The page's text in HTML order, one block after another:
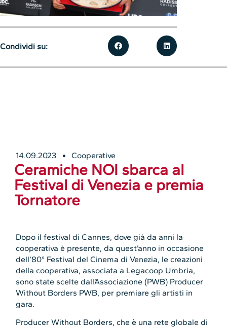
14.09.2023 Cooperative
Ceramiche NOI sbarca al
Festival di Venezia e premia
Tornatore
Dopo il festival di Cannes, dove già da anni la
cooperativa è presente, da quest’anno in occasione
dell’80° Festival del Cinema di Venezia, le creazioni
della cooperativa, associata a Legacoop Umbria,
sono state scelte dall’Associazione (PWB) Producer
Without Borders PWB, per premiare gli artisti in
gara.
Producer Without Borders, che è una rete globale di
Condividi su: